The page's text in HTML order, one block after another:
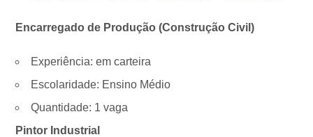
Encarregado de Produção (Construção Civil)
Experiência: em carteira
Escolaridade: Ensino Médio
Quantidade: 1 vaga
Pintor Industrial